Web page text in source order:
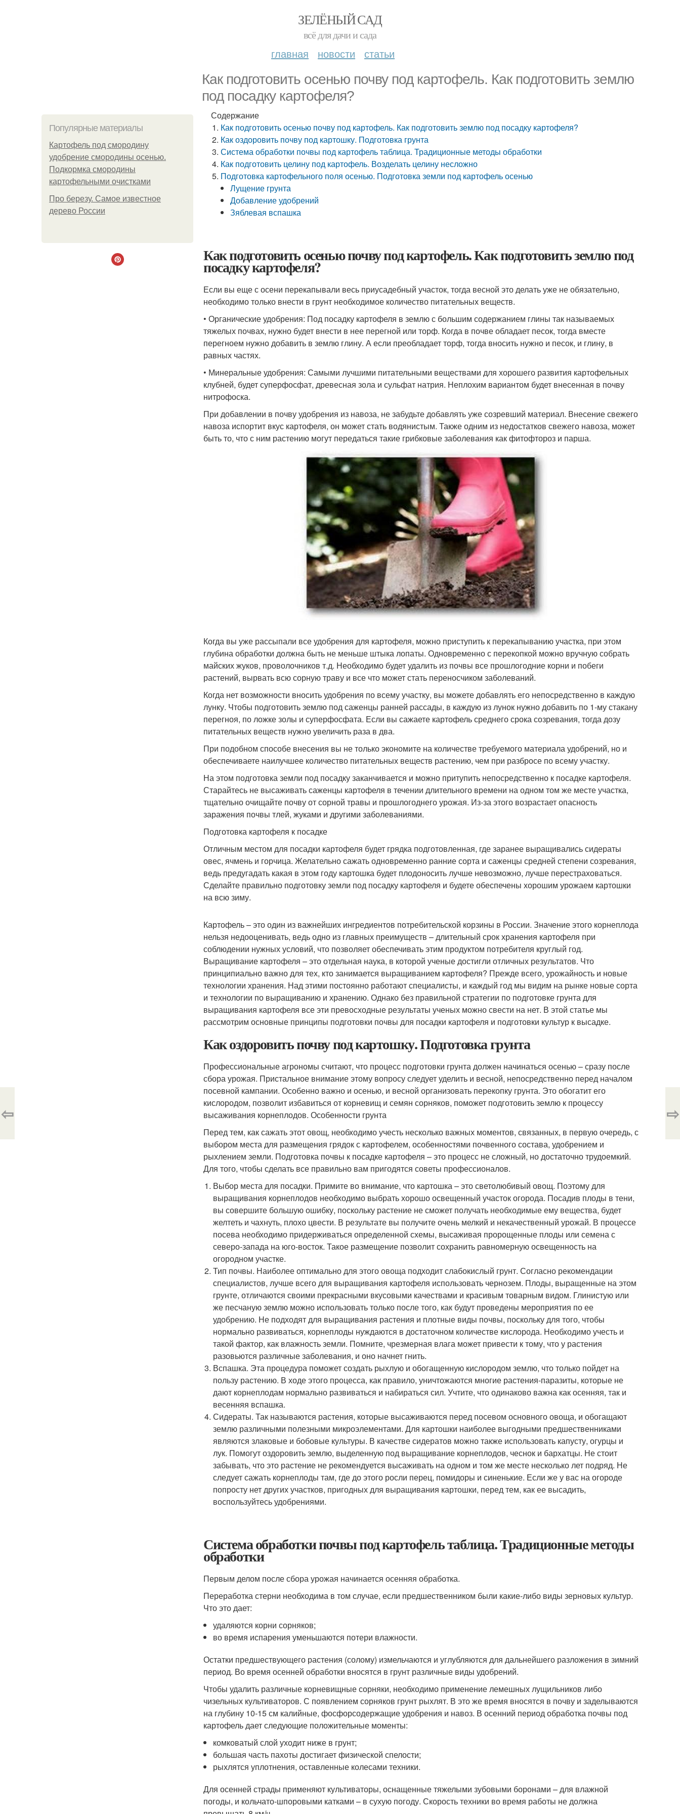
ЗЕЛЁНЫЙ САД
всё для дачи и сада
главная новости статьи
Как подготовить осенью почву под картофель. Как подготовить землю
под посадку картофеля?
Популярные материалы
Картофель под смородину
удобрение смородины осенью.
Подкормка смородины
картофельными очистками
Про березу. Самое известное
дерево России
Содержание
Как подготовить осенью почву под картофель. Как подготовить землю под посадку картофеля?
Как оздоровить почву под картошку. Подготовка грунта
Система обработки почвы под картофель таблица. Традиционные методы обработки
Как подготовить целину под картофель. Возделать целину несложно
Подготовка картофельного поля осенью. Подготовка земли под картофель осенью
Лущение грунта
Добавление удобрений
Зяблевая вспашка
Как подготовить осенью почву под картофель. Как подготовить землю под
посадку картофеля?
Если вы еще с осени перекапывали весь приусадебный участок, тогда весной это делать уже не обязательно,
необходимо только внести в грунт необходимое количество питательных веществ.
• Органические удобрения: Под посадку картофеля в землю с большим содержанием глины так называемых
тяжелых почвах, нужно будет внести в нее перегной или торф. Когда в почве обладает песок, тогда вместе
перегноем нужно добавить в землю глину. А если преобладает торф, тогда вносить нужно и песок, и глину, в
равных частях.
• Минеральные удобрения: Самыми лучшими питательными веществами для хорошего развития картофельных
клубней, будет суперфосфат, древесная зола и сульфат натрия. Неплохим вариантом будет внесенная в почву
нитрофоска.
При добавлении в почву удобрения из навоза, не забудьте добавлять уже созревший материал. Внесение свежего
навоза испортит вкус картофеля, он может стать водянистым. Также одним из недостатков свежего навоза, может
быть то, что с ним растению могут передаться такие грибковые заболевания как фитофтороз и парша.
Когда вы уже рассыпали все удобрения для картофеля, можно приступить к перекапыванию участка, при этом
глубина обработки должна быть не меньше штыка лопаты. Одновременно с перекопкой можно вручную собрать
майских жуков, проволочников т.д. Необходимо будет удалить из почвы все прошлогодние корни и побеги
растений, вырвать всю сорную траву и все что может стать переносчиком заболеваний.
Когда нет возможности вносить удобрения по всему участку, вы можете добавлять его непосредственно в каждую
лунку. Чтобы подготовить землю под саженцы ранней рассады, в каждую из лунок нужно добавить по 1-му стакану
перегноя, по ложке золы и суперфосфата. Если вы сажаете картофель среднего срока созревания, тогда дозу
питательных веществ нужно увеличить раза в два.
При подобном способе внесения вы не только экономите на количестве требуемого материала удобрений, но и
обеспечиваете наилучшее количество питательных веществ растению, чем при разбросе по всему участку.
На этом подготовка земли под посадку заканчивается и можно притупить непосредственно к посадке картофеля.
Старайтесь не высаживать саженцы картофеля в течении длительного времени на одном том же месте участка,
тщательно очищайте почву от сорной травы и прошлогоднего урожая. Из-за этого возрастает опасность
заражения почвы тлей, жуками и другими заболеваниями.
Подготовка картофеля к посадке
Отличным местом для посадки картофеля будет грядка подготовленная, где заранее выращивались сидераты
овес, ячмень и горчица. Желательно сажать одновременно ранние сорта и саженцы средней степени созревания,
ведь предугадать какая в этом году картошка будет плодоносить лучше невозможно, лучше перестраховаться.
Сделайте правильно подготовку земли под посадку картофеля и будете обеспечены хорошим урожаем картошки
на всю зиму.
Картофель – это один из важнейших ингредиентов потребительской корзины в России. Значение этого корнеплода
нельзя недооценивать, ведь одно из главных преимуществ – длительный срок хранения картофеля при
соблюдении нужных условий, что позволяет обеспечивать этим продуктом потребителя круглый год.
Выращивание картофеля – это отдельная наука, в которой ученые достигли отличных результатов. Что
принципиально важно для тех, кто занимается выращиванием картофеля? Прежде всего, урожайность и новые
технологии хранения. Над этими постоянно работают специалисты, и каждый год мы видим на рынке новые сорта
и технологии по выращиванию и хранению. Однако без правильной стратегии по подготовке грунта для
выращивания картофеля все эти превосходные результаты ученых можно свести на нет. В этой статье мы
рассмотрим основные принципы подготовки почвы для посадки картофеля и подготовки культур к высадке.
Как оздоровить почву под картошку. Подготовка грунта
Профессиональные агрономы считают, что процесс подготовки грунта должен начинаться осенью – сразу после
сбора урожая. Пристальное внимание этому вопросу следует уделить и весной, непосредственно перед началом
посевной кампании. Особенно важно и осенью, и весной организовать перекопку грунта. Это обогатит его
кислородом, позволит избавиться от корневищ и семян сорняков, поможет подготовить землю к процессу
высаживания корнеплодов. Особенности грунта
Перед тем, как сажать этот овощ, необходимо учесть несколько важных моментов, связанных, в первую очередь, с
выбором места для размещения грядок с картофелем, особенностями почвенного состава, удобрением и
рыхлением земли. Подготовка почвы к посадке картофеля – это процесс не сложный, но достаточно трудоемкий.
Для того, чтобы сделать все правильно вам пригодятся советы профессионалов.
Выбор места для посадки. Примите во внимание, что картошка – это светолюбивый овощ. Поэтому для
выращивания корнеплодов необходимо выбрать хорошо освещенный участок огорода. Посадив плоды в тени,
вы совершите большую ошибку, поскольку растение не сможет получать необходимые ему вещества, будет
желтеть и чахнуть, плохо цвести. В результате вы получите очень мелкий и некачественный урожай. В процессе
посева необходимо придерживаться определенной схемы, высаживая пророщенные плоды или семена с
северо-запада на юго-восток. Такое размещение позволит сохранить равномерную освещенность на
огородном участке.
Тип почвы. Наиболее оптимально для этого овоща подходит слабокислый грунт. Согласно рекомендации
специалистов, лучше всего для выращивания картофеля использовать чернозем. Плоды, выращенные на этом
грунте, отличаются своими прекрасными вкусовыми качествами и красивым товарным видом. Глинистую или
же песчаную землю можно использовать только после того, как будут проведены мероприятия по ее
удобрению. Не подходят для выращивания растения и плотные виды почвы, поскольку для того, чтобы
нормально развиваться, корнеплоды нуждаются в достаточном количестве кислорода. Необходимо учесть и
такой фактор, как влажность земли. Помните, чрезмерная влага может привести к тому, что у растения
разовьются различные заболевания, и оно начнет гнить.
Вспашка. Эта процедура поможет создать рыхлую и обогащенную кислородом землю, что только пойдет на
пользу растению. В ходе этого процесса, как правило, уничтожаются многие растения-паразиты, которые не
дают корнеплодам нормально развиваться и набираться сил. Учтите, что одинаково важна как осенняя, так и
весенняя вспашка.
Сидераты. Так называются растения, которые высаживаются перед посевом основного овоща, и обогащают
землю различными полезными микроэлементами. Для картошки наиболее выгодными предшественниками
являются злаковые и бобовые культуры. В качестве сидератов можно также использовать капусту, огурцы и
лук. Помогут оздоровить землю, выделенную под выращивание корнеплодов, чеснок и бархатцы. Не стоит
забывать, что это растение не рекомендуется высаживать на одном и том же месте несколько лет подряд. Не
следует сажать корнеплоды там, где до этого росли перец, помидоры и синенькие. Если же у вас на огороде
попросту нет других участков, пригодных для выращивания картошки, перед тем, как ее высадить,
воспользуйтесь удобрениями.
Система обработки почвы под картофель таблица. Традиционные методы
обработки
Первым делом после сбора урожая начинается осенняя обработка.
Переработка стерни необходима в том случае, если предшественником были какие-либо виды зерновых культур.
Что это дает:
удаляются корни сорняков;
во время испарения уменьшаются потери влажности.
Остатки предшествующего растения (солому) измельчаются и углубляются для дальнейшего разложения в зимний
период. Во время осенней обработки вносятся в грунт различные виды удобрений.
Чтобы удалить различные корневищные сорняки, необходимо применение лемешных лущильников либо
чизельных культиваторов. С появлением сорняков грунт рыхлят. В это же время вносятся в почву и заделываются
на глубину 10-15 см калийные, фосфорсодержащие удобрения и навоз. В осенний период обработка почвы под
картофель дает следующие положительные моменты:
комковатый слой уходит ниже в грунт;
большая часть пахоты достигает физической спелости;
рыхлятся уплотнения, оставленные колесами техники.
Для осенней страды применяют культиваторы, оснащенные тяжелыми зубовыми боронами – для влажной
погоды, и кольчато-шпоровыми катками – в сухую погоду. Скорость техники во время работы не должна
⇦ ⇨